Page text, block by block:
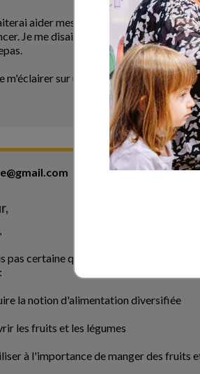
aider mes élèves à comprendre
Je me disais peut être que je
m'éclairer sur une séquence possible
pas certaine que "comprendre
la notion d'alimentation diversifiée
les fruits et les légumes
à l'importance de manger des fruits